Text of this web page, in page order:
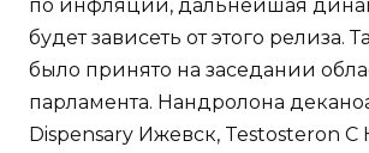
по инфляции, дальнейшая
будет зависеть от этого релиза.
было принято на заседании
парламента. Нандролона
Dispensary Ижевск, Testosteron C